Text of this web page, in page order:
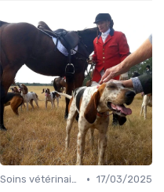
Soins vétérinaires pour chiens de chasse • 17/03/2025